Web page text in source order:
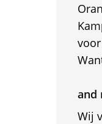
and
Wij